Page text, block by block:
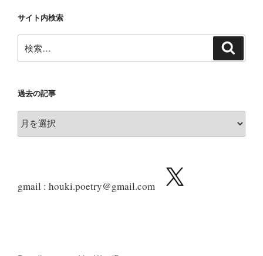
サイト内検索
索:
過去の記事
去
gmail : houki.poetry@gmail.com